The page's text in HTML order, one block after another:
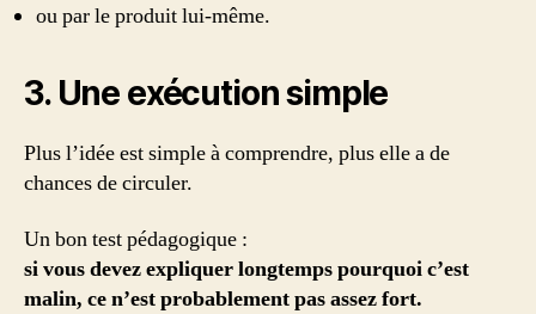
ou par le produit lui-même.
3. Une exécution simple
Plus l’idée est simple à comprendre, plus elle a de
chances de circuler.
Un bon test pédagogique :
si vous devez expliquer longtemps pourquoi c’est
malin, ce n’est probablement pas assez fort.